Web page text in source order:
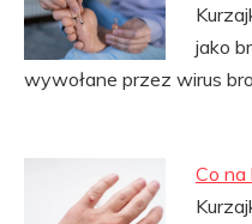
jako
wywołane przez wirus
Co na